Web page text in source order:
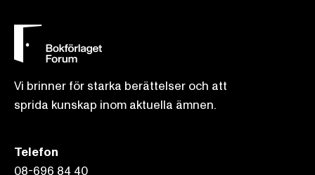
Vi brinner för starka berättelser och att
sprida kunskap inom aktuella ämnen.
Telefon
08-696 84 40